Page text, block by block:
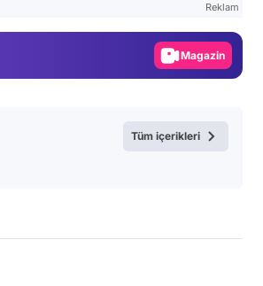
Reklam
Magazin
Tüm içerikleri